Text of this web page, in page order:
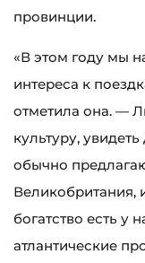
провинции.
«В этом году мы
интереса к
отметила она. —
культуру,
обычно
Великобритания,
богатство есть у
атлантические